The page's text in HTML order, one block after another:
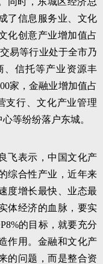
了信息服务业、文化
化创意产业增加值占
易等行业处于全市乃
、信托等产业资源丰
家，金融业增加值占
支行、文化产业管理
等纷纷落户东城。
飞表示，中国文化产
综合性产业，近年来
度增长最快、业态最
体经济的血脉，要实
的目标，就要充分
作用。金融和文化产
的问题，而是整合资